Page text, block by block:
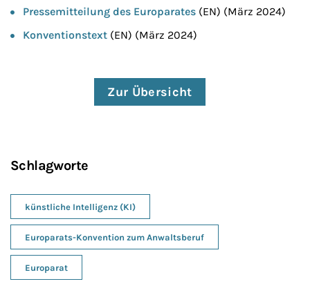
Pressemitteilung des Europarates (EN) (März 2024)
Konventionstext (EN) (März 2024)
Zur Übersicht
Schlagworte
künstliche Intelligenz (KI)
Europarats-Konvention zum Anwaltsberuf
Europarat